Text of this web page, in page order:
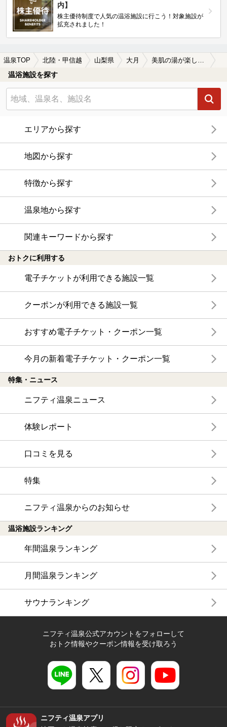
内】
株主優待制度で人気の温浴施設に行こう！対象施設が
拡充されました！
温泉TOP 北陸・甲信越 山梨県 大月
温浴施設を探す
エリアから探す
地図から探す
特徴から探す
温泉地から探す
関連キーワードから探す
おトクに利用する
電子チケットが利用できる施設一覧
クーポンが利用できる施設一覧
おすすめ電子チケット・クーポン一覧
今月の新着電子チケット・クーポン一覧
特集・ニュース
ニフティ温泉ニュース
体験レポート
口コミを見る
特集
ニフティ温泉からのお知らせ
温浴施設ランキング
年間温泉ランキング
月間温泉ランキング
サウナランキング
ニフティ温泉公式アカウントをフォローして
おトク情報やクーポン情報を受け取ろう
ニフティ温泉アプリ